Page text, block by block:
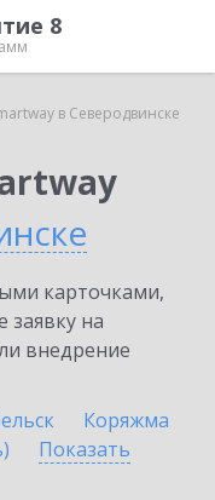
8
в Северодвинске
карточками,
заявку на
внедрение
Коряжма
Показать